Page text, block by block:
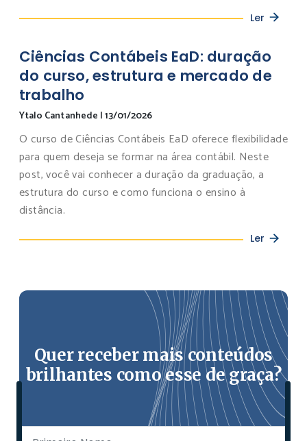
Ler
Ciências Contábeis EaD: duração
do curso, estrutura e mercado de
trabalho
Ytalo Cantanhede |13/01/2026
O curso de Ciências Contábeis EaD oferece flexibilidade
para quem deseja se formar na área contábil. Neste
post, você vai conhecer a duração da graduação, a
estrutura do curso e como funciona o ensino à
distância.
Ler
Quer receber mais conteúdos
brilhantes como esse de graça?